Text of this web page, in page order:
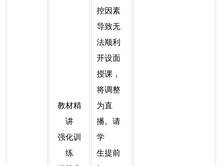
教材精
讲
强化训
练
控因素
导致无
法顺利
开设面
授课，
将调整
为直
播。请
学
生提前